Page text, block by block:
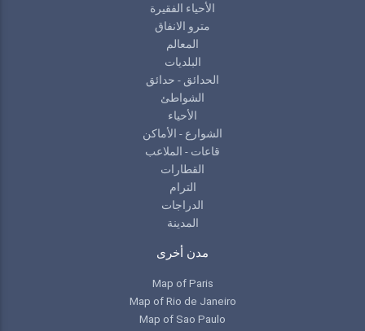
الأحياء الفقيرة
مترو الانفاق
المعالم
البلديات
الحدائق - حدائق
الشواطئ
الأحياء
الشوارع - الأماكن
قاعات - الملاعب
القطارات
الترام
الدراجات
المدينة
مدن أخرى
Map of Paris
Map of Rio de Janeiro
Map of Sao Paulo